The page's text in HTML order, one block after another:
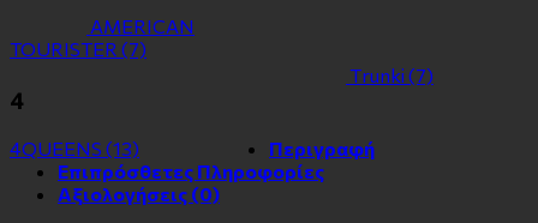
ΑMERICAN
TOURISTER (7)
Τrunki (7)
4
4QUEENS (13)
Περιγραφή
Επιπρόσθετες Πληροφορίες
Αξιολογήσεις (0)